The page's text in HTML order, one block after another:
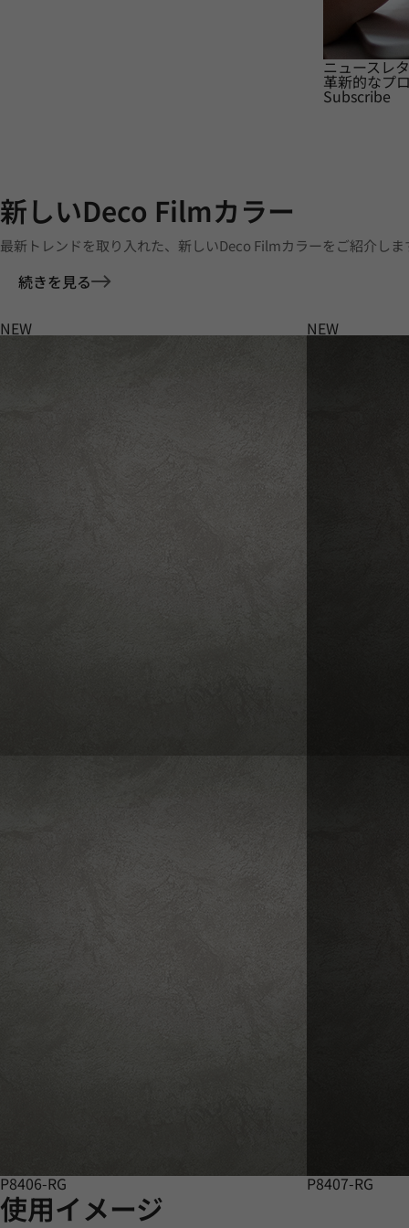
ニュースレ
革新的なプ
Subscribe
新しいDeco Filmカラー
最新トレンドを取り入れた、新しいDeco Filmカラーをご紹介しま
続きを見る
NEW
P8406-RG
NEW
P8407-RG
使用イメージ